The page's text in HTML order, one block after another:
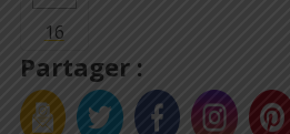
Partager :